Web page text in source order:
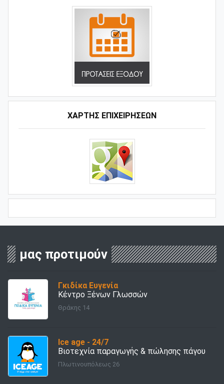
ΧΑΡΤΗΣ ΕΠΙΧΕΙΡΗΣΕΩΝ
μας προτιμούν
Γκιδίκα Ευγενία
Κέντρο Ξένων Γλωσσών
Θράκης 14
Ice age - 24/7
Βιοτεχνία παραγωγής & πώλησης πάγου
Πλωτινουπόλεως 26